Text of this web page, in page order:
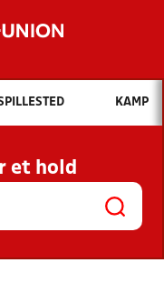
vil du søge efter?
OG NYHEDER
KLUBBER OG
KAMP
et hold